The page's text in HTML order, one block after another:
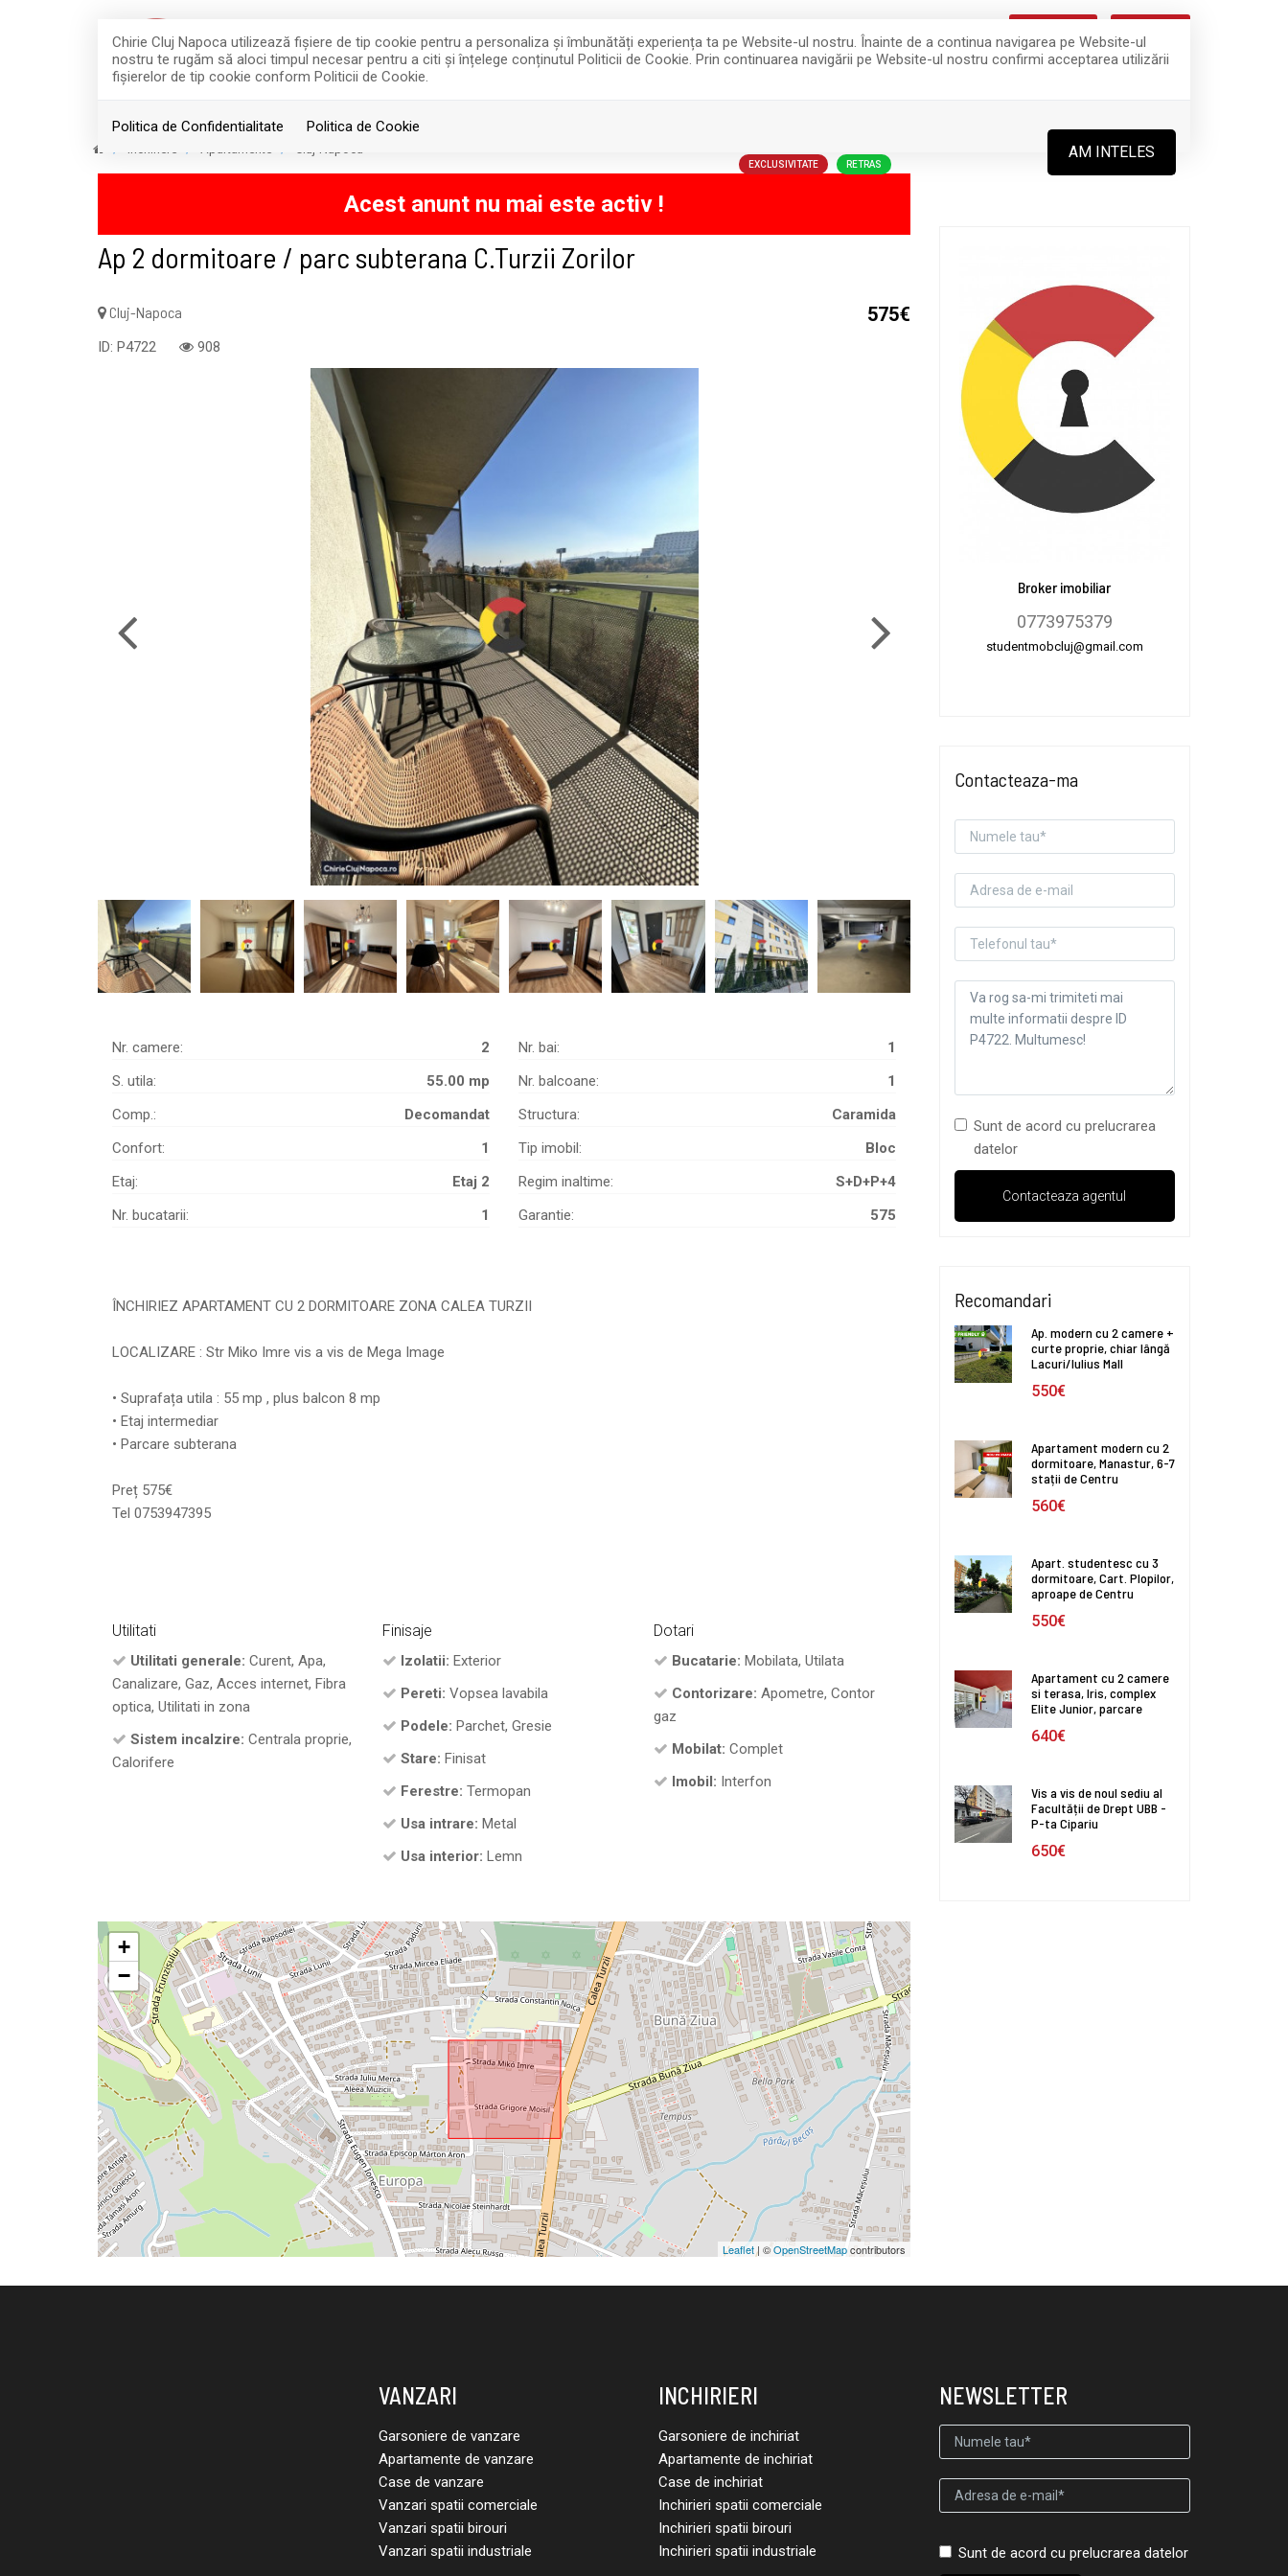
Chirie Cluj Napoca utilizează fişiere de tip cookie pentru a personaliza și îmbunătăți experiența ta pe Website-ul nostru. Înainte de a continua navigarea pe Website-ul
nostru te rugăm să aloci timpul necesar pentru a citi și înțelege conținutul Politicii de Cookie. Prin continuarea navigării pe Website-ul nostru confirmi acceptarea utilizării
fişierelor de tip cookie conform Politicii de Cookie.
Politica de Confidentialitate Politica de Cookie
AM INTELES
Inchiriere Apartamente Cluj-Napoca
Acest anunt nu mai este activ !
Ap 2 dormitoare / parc subterana C.Turzii Zorilor
Cluj-Napoca 575€
ID: P4722 908
EXCLUSIVITATE RETRAS
Nr. camere:
2
S. utila:
55.00 mp
Comp.:
Decomandat
Confort:
1
Etaj:
Etaj 2
Nr. bucatarii:
1
Nr. bai:
1
Nr. balcoane:
1
Structura:
Caramida
Tip imobil:
Bloc
Regim inaltime:
S+D+P+4
Garantie:
575
ÎNCHIRIEZ APARTAMENT CU 2 DORMITOARE ZONA CALEA TURZII
LOCALIZARE : Str Miko Imre vis a vis de Mega Image
• Suprafața utila : 55 mp , plus balcon 8 mp
• Etaj intermediar
• Parcare subterana
Preț 575€
Tel 0753947395
Utilitati
Utilitati generale: Curent, Apa,
Canalizare, Gaz, Acces internet, Fibra
optica, Utilitati in zona
Sistem incalzire: Centrala proprie,
Calorifere
Finisaje
Izolatii: Exterior
Pereti: Vopsea lavabila
Podele: Parchet, Gresie
Stare: Finisat
Ferestre: Termopan
Usa intrare: Metal
Usa interior: Lemn
Dotari
Bucatarie: Mobilata, Utilata
Contorizare: Apometre, Contor
gaz
Mobilat: Complet
Imobil: Interfon
+
−
Leaflet| ©OpenStreetMapcontributors
Broker imobiliar
0773975379
studentmobcluj@gmail.com
Contacteaza-ma
Sunt de acord cu prelucrarea
datelor
Recomandari
Ap. modern cu 2 camere +
curte proprie, chiar lângă
Lacuri/Iulius Mall
550€
Apartament modern cu 2
dormitoare, Manastur, 6-7
stații de Centru
560€
Apart. studentesc cu 3
dormitoare, Cart. Plopilor,
aproape de Centru
550€
Apartament cu 2 camere
si terasa, Iris, complex
Elite Junior, parcare
640€
Vis a vis de noul sediu al
Facultății de Drept UBB -
P-ta Cipariu
650€
VANZARI
Garsoniere de vanzare
Apartamente de vanzare
Case de vanzare
Vanzari spatii comerciale
Vanzari spatii birouri
Vanzari spatii industriale
INCHIRIERI
Garsoniere de inchiriat
Apartamente de inchiriat
Case de inchiriat
Inchirieri spatii comerciale
Inchirieri spatii birouri
Inchirieri spatii industriale
NEWSLETTER
Sunt de acord cu prelucrarea datelor